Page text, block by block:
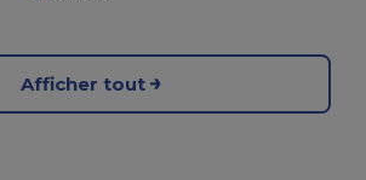
Afficher tout